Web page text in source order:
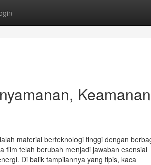
material berteknologi tinggi dengan
film telah berubah menjadi jawaban esensial
Di balik tampilannya yang tipis, kaca